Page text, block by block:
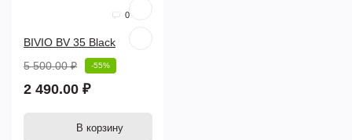
0
BIVIO BV 35 Black
5 500.00 ₽
-55%
2 490.00 ₽
В корзину